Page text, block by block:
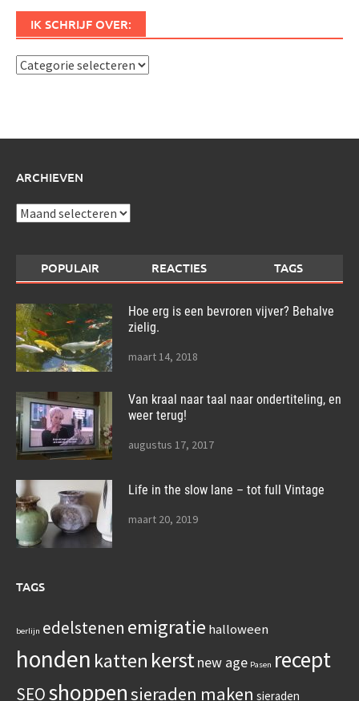
IK SCHRIJF OVER:
Ik
ARCHIEVEN
Archieven
POPULAIR REACTIES TAGS
Hoe erg is een bevroren vijver? Behalve
zielig.
maart 14, 2018
Van kraal naar taal naar ondertiteling, en
weer terug!
augustus 17, 2017
Life in the slow lane – tot full Vintage
maart 20, 2019
TAGS
berlijn edelstenen emigratie halloween
honden katten kerstnew age Pasen recept
SEOshoppensieraden maken sieraden